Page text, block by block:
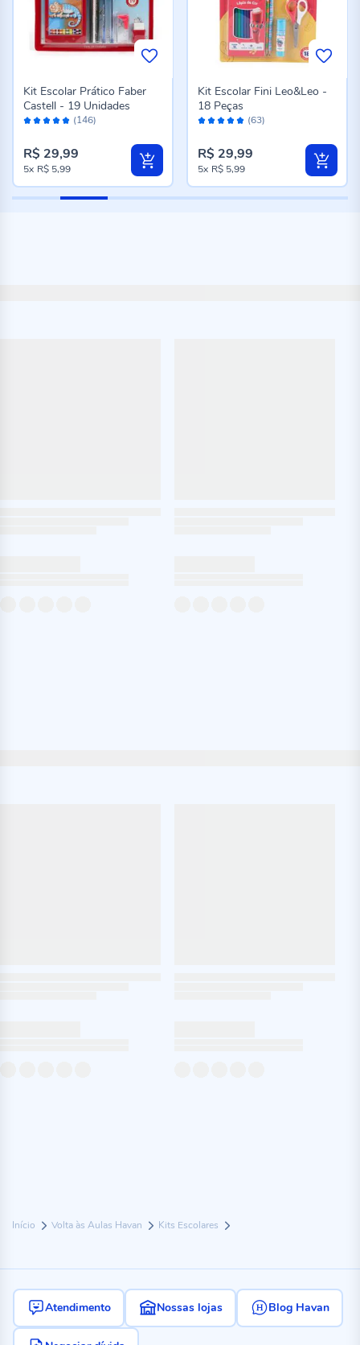
Início Volta às Aulas Havan Kits Escolares
Avaliação: (146)
Kit Escolar Prático Faber
Castell - 19 Unidades
R$ 29,99
5x R$ 5,99
Avaliação: (63)
Kit Escolar Fini Leo&Leo -
18 Peças
R$ 29,99
5x R$ 5,99
Atendimento Nossas lojas Blog Havan